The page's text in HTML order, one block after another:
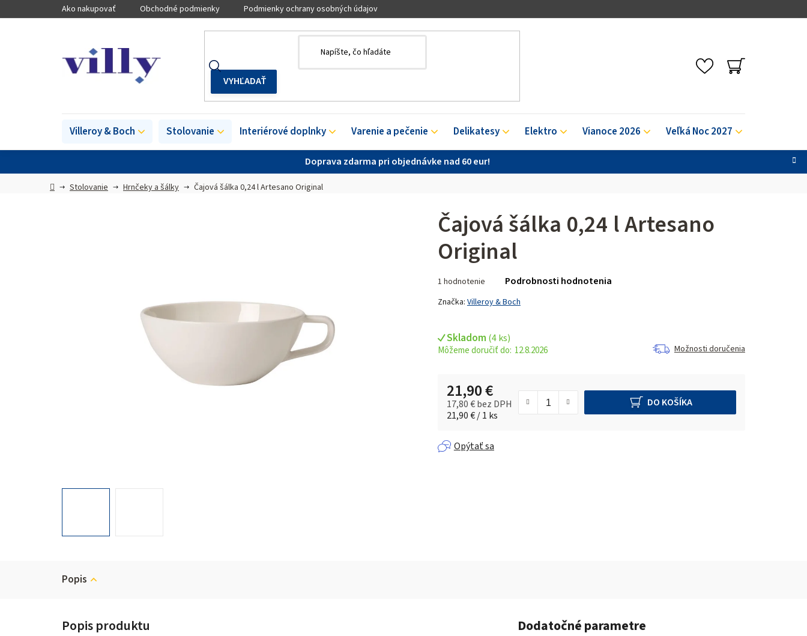
na
Doprava zdarma pri objednávke nad 60 eur!
Ako nakupovať Obchodné podmienky Podmienky ochrany osobných údajov
NÁKUPNÝ
KOŠÍK
Villeroy & Boch Stolovanie Interiérové doplnky Varenie a pečenie Delikatesy Elektro Vianoce 2026 Veľká Noc 2027
DomovStolovanie Hrnčeky a šálky Čajová šálka 0,24 l Artesano Original
Čajová šálka 0,24 l Artesano
Original
hodnotenie
produktu
z 5
hviezdičiek.
1 hodnotenie Podrobnosti hodnotenia
Značka: Villeroy & Boch
Skladom (4 ks)
12.8.2026 Možnosti doručenia
21,90 €
17,80 € bez DPH
Jednotková cena:
21,90 € / 1 ks
DO KOŠÍKA
Opýtať sa
Popis
Dodatočné parametre